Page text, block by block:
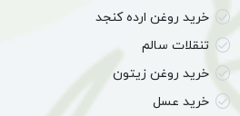
خرید روغن ارده کنجد
تنقلات سالم
خرید روغن زیتون
خرید عسل